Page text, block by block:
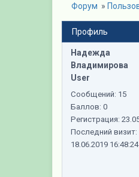
Форум »
Профиль
Надежда
Владимирова
User
Сообщений: 15
Баллов: 0
Регистрация:
Последний визит:
18.06.2019 16:48:24